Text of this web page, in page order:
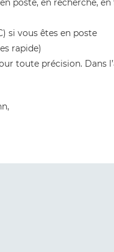
poste, en recherche,
si vous êtes en poste
rapide)
toute précision. Dans